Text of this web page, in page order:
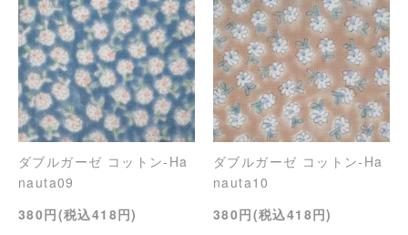
ダブルガーゼ コットン-Ha
nauta09
380円(税込418円)
ダブルガーゼ コットン-Ha
nauta10
380円(税込418円)